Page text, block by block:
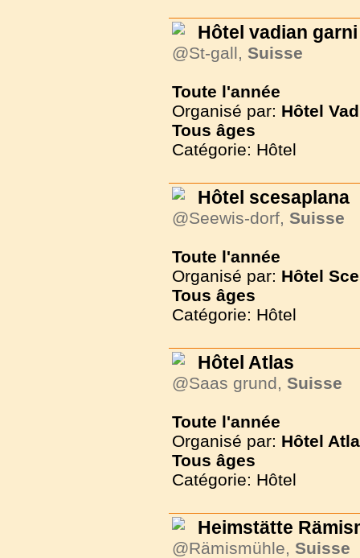
Hôtel vadian garni
@St-gall, Suisse
Toute l'année
Organisé par: Hôtel
Tous âges
Catégorie: Hôtel
Hôtel scesaplana
@Seewis-dorf, Suisse
Toute l'année
Organisé par: Hôtel
Tous âges
Catégorie: Hôtel
Hôtel Atlas
@Saas grund, Suisse
Toute l'année
Organisé par: Hôtel
Tous âges
Catégorie: Hôtel
Heimstätte
@Rämismühle, Suisse